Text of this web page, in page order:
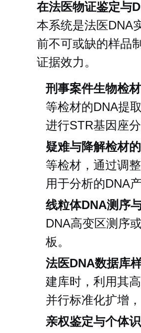
在法医物证鉴定与
本系统是法医DNA
前不可或缺的样品
证据效力。
刑事案件生物检
等检材的DNA提
进行STR基因座
疑难与降解检材
等检材，通过调
用于分析的DNA
线粒体DNA测序
DNA高变区测序
板。
法医DNA数据库
建库时，利用其
并行标准化扩增
亲权鉴定与个体